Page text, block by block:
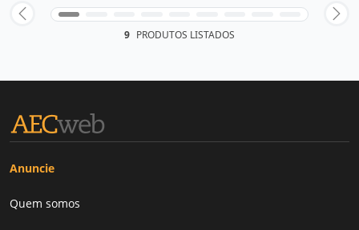
9 PRODUTOS LISTADOS
Anuncie
Quem somos